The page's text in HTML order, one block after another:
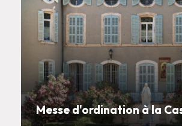
Messe d'ordination à la